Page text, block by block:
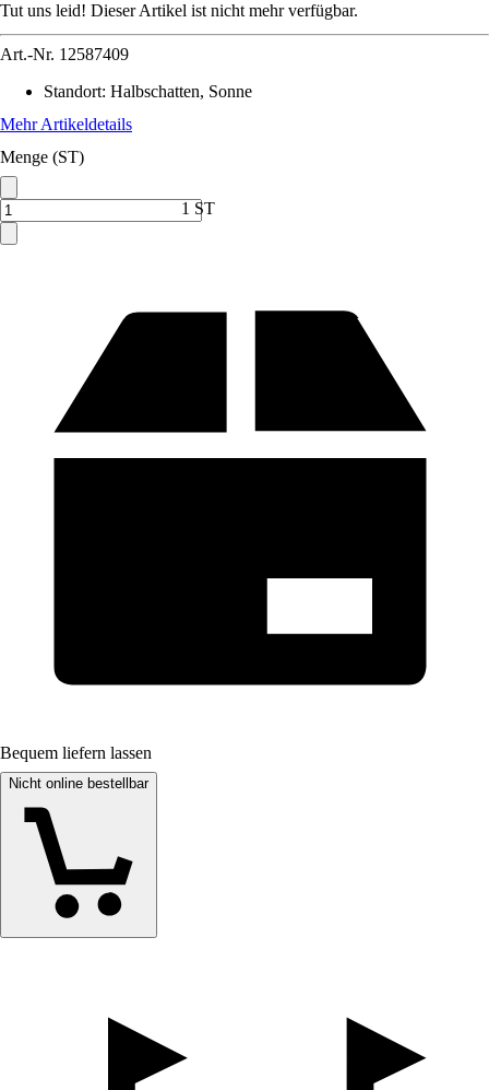
Tut uns leid! Dieser Artikel ist nicht mehr verfügbar.
Art.-Nr. 12587409
Standort: Halbschatten, Sonne
Mehr Artikeldetails
Menge (ST)
1 ST
Bequem liefern lassen
Nicht online bestellbar